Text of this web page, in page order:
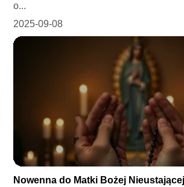
o...
2025-09-08
Nowenna do Matki Bożej